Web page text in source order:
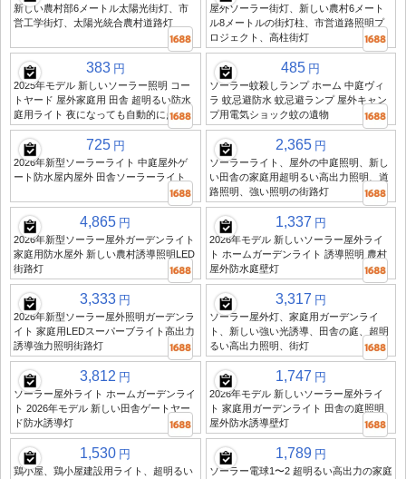
新しい農村部6メートル太陽光街灯、市
営工学街灯、太陽光統合農村道路灯
屋外ソーラー街灯、新しい農村6メート
ル8メートルの街灯柱、市営道路照明プ
ロジェクト、高柱街灯
383 円
2025年モデル 新しいソーラー照明 コー
トヤード 屋外家庭用 田舎 超明るい防水
庭用ライト 夜になっても自動的に点灯
485 円
ソーラー蚊殺しランプ ホーム 中庭ヴィ
ラ 蚊忌避防水 蚊忌避ランプ 屋外キャン
プ用電気ショック蚊の遺物
725 円
2026年新型ソーラーライト 中庭屋外ゲ
ート防水屋内屋外 田舎ソーラーライト
2,365 円
ソーラーライト、屋外の中庭照明、新し
い田舎の家庭用超明るい高出力照明、道
路照明、強い照明の街路灯
4,865 円
2026年新型ソーラー屋外ガーデンライト
家庭用防水屋外 新しい農村誘導照明LED
街路灯
1,337 円
2026年モデル 新しいソーラー屋外ライ
ト ホームガーデンライト 誘導照明 農村
屋外防水庭壁灯
3,333 円
2026年新型ソーラー屋外照明ガーデンラ
イト 家庭用LEDスーパーブライト高出力
誘導強力照明街路灯
3,317 円
ソーラー屋外灯、家庭用ガーデンライ
ト、新しい強い光誘導、田舎の庭、超明
るい高出力照明、街灯
3,812 円
ソーラー屋外ライト ホームガーデンライ
ト 2026年モデル 新しい田舎ゲートヤー
ド防水誘導灯
1,747 円
2026年モデル 新しいソーラー屋外ライ
ト 家庭用ガーデンライト 田舎の庭照明
屋外防水誘導壁灯
1,530 円
鶏小屋、鶏小屋建設用ライト、超明るい
1,789 円
ソーラー電球1〜2 超明るい高出力の家庭